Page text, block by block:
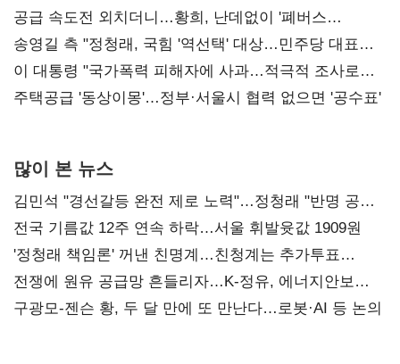
사과부터"
공급 속도전 외치더니…황희, 난데없이 '폐버스
리모델링' 제안
송영길 측 "정청래, 국힘 '역선택' 대상…민주당 대표로
총선 지휘 못해"
이 대통령 "국가폭력 피해자에 사과…적극적 조사로
진실 밝혀야"
주택공급 '동상이몽'…정부·서울시 협력 없으면 '공수표'
많이 본 뉴스
김민석 "경선갈등 완전 제로 노력"…정청래 "반명 공세
사과부터"
전국 기름값 12주 연속 하락…서울 휘발윳값 1909원
'정청래 책임론' 꺼낸 친명계…친청계는 추가투표
때리기
전쟁에 원유 공급망 흔들리자…K-정유, 에너지안보
핵심으로 재부상
구광모-젠슨 황, 두 달 만에 또 만난다…로봇·AI 등 논의